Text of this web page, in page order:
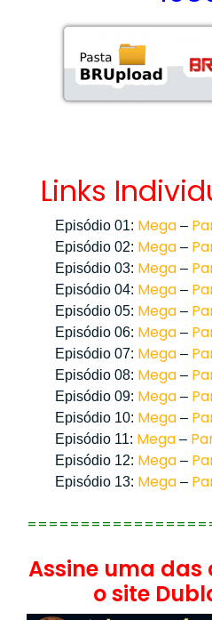
Links
Episódio 01: Mega–
Episódio 02: Mega–
Episódio 03: Mega–
Episódio 04: Mega–
Episódio 05: Mega–
Episódio 06: Mega–
Episódio 07: Mega–
Episódio 08: Mega–
Episódio 09: Mega–
Episódio 10: Mega–
Episódio 11: Mega –
Episódio 12: Mega–
Episódio 13: Mega–
Assine uma das
o site